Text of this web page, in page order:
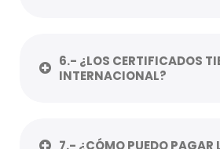
6.- ¿LOS CERTIFICADOS
INTERNACIONAL?
7.- ¿CÓMO PUEDO PAGAR